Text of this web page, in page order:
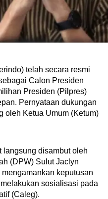
telah secara resmi
Calon Presiden
Presiden (Pilpres)
Pernyataan dukungan
oleh Ketua Umum (Ketum)
langsung disambut oleh
(DPW) Sulut Jaclyn
keputusan
sosialisasi pada
(Caleg).